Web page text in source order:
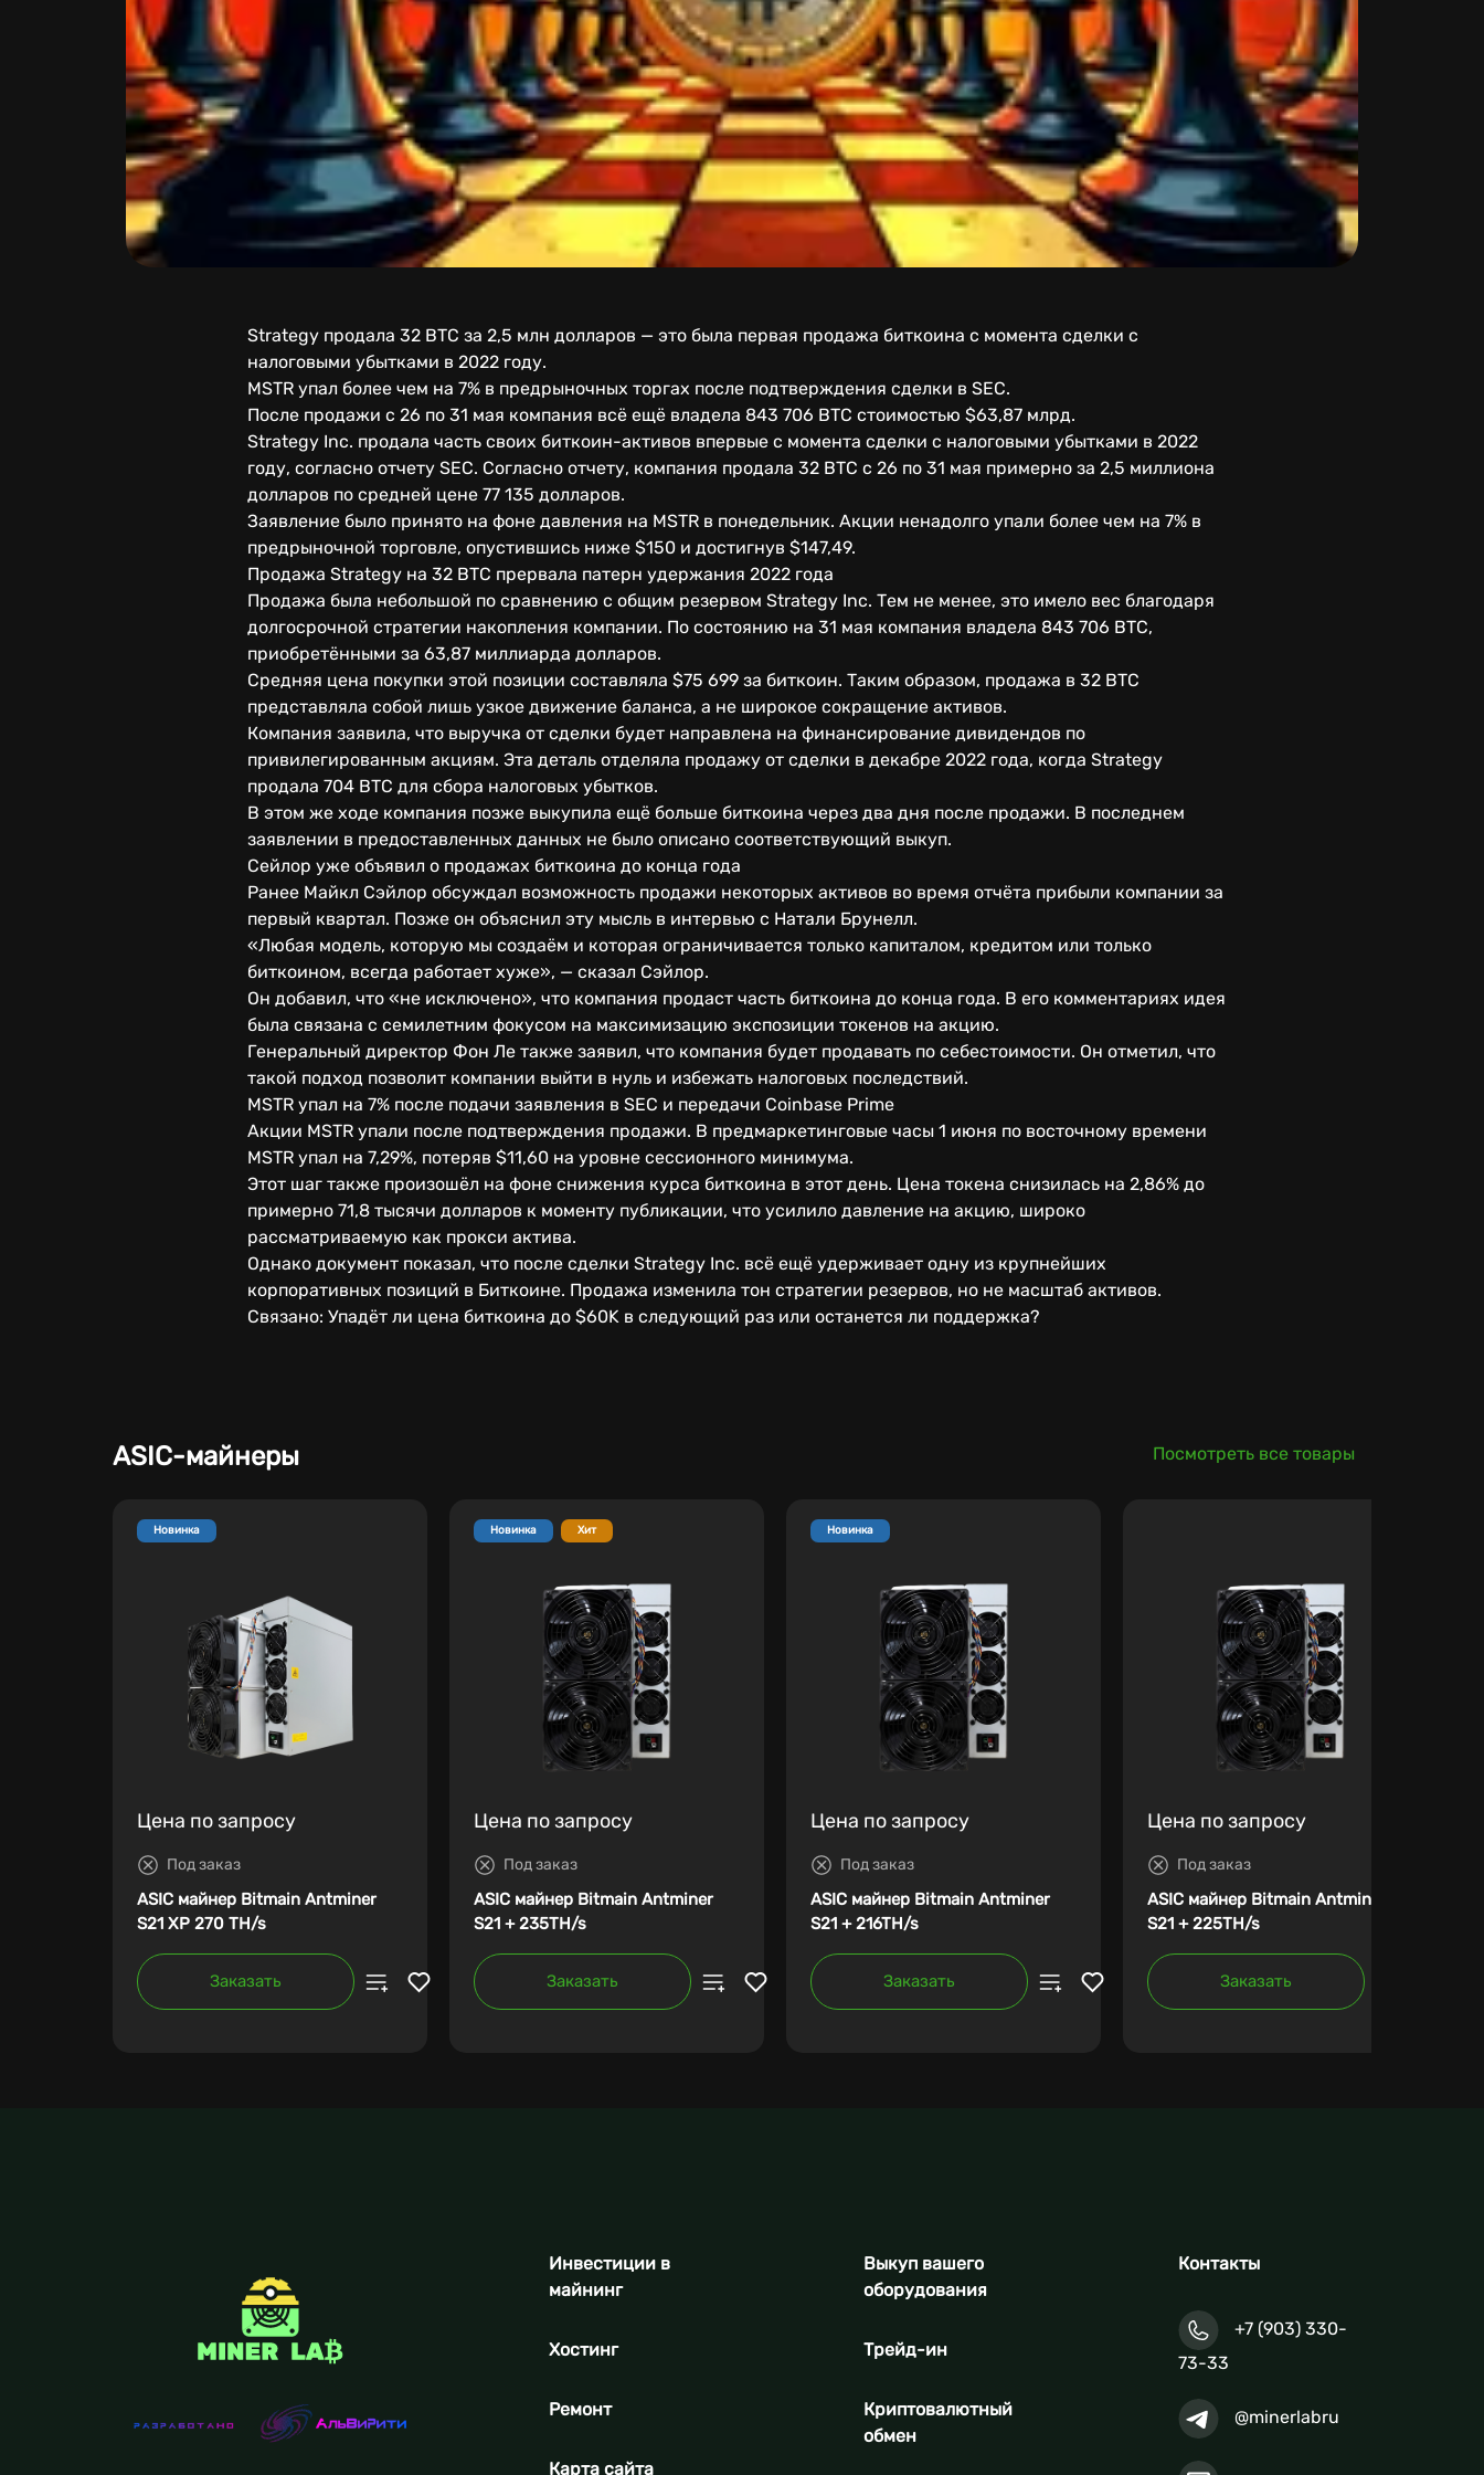
Strategy продала 32 BTC за 2,5 млн долларов — это была первая продажа биткоина с момента сделки с
налоговыми убытками в 2022 году.
MSTR упал более чем на 7% в предрыночных торгах после подтверждения сделки в SEC.
После продажи с 26 по 31 мая компания всё ещё владела 843 706 BTC стоимостью $63,87 млрд.
Strategy Inc. продала часть своих биткоин-активов впервые с момента сделки с налоговыми убытками в 2022
году, согласно отчету SEC. Согласно отчету, компания продала 32 BTC с 26 по 31 мая примерно за 2,5 миллиона
долларов по средней цене 77 135 долларов.
Заявление было принято на фоне давления на MSTR в понедельник. Акции ненадолго упали более чем на 7% в
предрыночной торговле, опустившись ниже $150 и достигнув $147,49.
Продажа Strategy на 32 BTC прервала патерн удержания 2022 года
Продажа была небольшой по сравнению с общим резервом Strategy Inc. Тем не менее, это имело вес благодаря
долгосрочной стратегии накопления компании. По состоянию на 31 мая компания владела 843 706 BTC,
приобретёнными за 63,87 миллиарда долларов.
Средняя цена покупки этой позиции составляла $75 699 за биткоин. Таким образом, продажа в 32 BTC
представляла собой лишь узкое движение баланса, а не широкое сокращение активов.
Компания заявила, что выручка от сделки будет направлена на финансирование дивидендов по
привилегированным акциям. Эта деталь отделяла продажу от сделки в декабре 2022 года, когда Strategy
продала 704 BTC для сбора налоговых убытков.
В этом же ходе компания позже выкупила ещё больше биткоина через два дня после продажи. В последнем
заявлении в предоставленных данных не было описано соответствующий выкуп.
Сейлор уже объявил о продажах биткоина до конца года
Ранее Майкл Сэйлор обсуждал возможность продажи некоторых активов во время отчёта прибыли компании за
первый квартал. Позже он объяснил эту мысль в интервью с Натали Брунелл.
«Любая модель, которую мы создаём и которая ограничивается только капиталом, кредитом или только
биткоином, всегда работает хуже», — сказал Сэйлор.
Он добавил, что «не исключено», что компания продаст часть биткоина до конца года. В его комментариях идея
была связана с семилетним фокусом на максимизацию экспозиции токенов на акцию.
Генеральный директор Фон Ле также заявил, что компания будет продавать по себестоимости. Он отметил, что
такой подход позволит компании выйти в нуль и избежать налоговых последствий.
MSTR упал на 7% после подачи заявления в SEC и передачи Coinbase Prime
Акции MSTR упали после подтверждения продажи. В предмаркетинговые часы 1 июня по восточному времени
MSTR упал на 7,29%, потеряв $11,60 на уровне сессионного минимума.
Этот шаг также произошёл на фоне снижения курса биткоина в этот день. Цена токена снизилась на 2,86% до
примерно 71,8 тысячи долларов к моменту публикации, что усилило давление на акцию, широко
рассматриваемую как прокси актива.
Однако документ показал, что после сделки Strategy Inc. всё ещё удерживает одну из крупнейших
корпоративных позиций в Биткоине. Продажа изменила тон стратегии резервов, но не масштаб активов.
Связано: Упадёт ли цена биткоина до $60K в следующий раз или останется ли поддержка?
ASIC-майнеры Посмотреть все товары
Новинка
Цена по запросу
Под заказ
ASIC майнер Bitmain Antminer
S21 XP 270 TH/s
Заказать
Новинка Хит
Цена по запросу
Под заказ
ASIC майнер Bitmain Antminer
S21 + 235TH/s
Заказать
Новинка
Цена по запросу
Под заказ
ASIC майнер Bitmain Antminer
S21 + 216TH/s
Заказать
Цена по запросу
Под заказ
ASIC майнер Bitmain Antminer
S21 + 225TH/s
Заказать
Инвестиции в
майнинг
Хостинг
Ремонт
Карта сайта
Выкуп вашего
оборудования
Трейд-ин
Криптовалютный
обмен
Контакты
+7 (903) 330-
73-33
@minerlabru